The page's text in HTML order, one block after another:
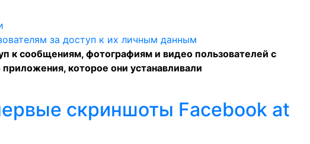
к сообщениям, фотографиям и видео пользователей с
которое они устанавливали
скриншоты Facebook at